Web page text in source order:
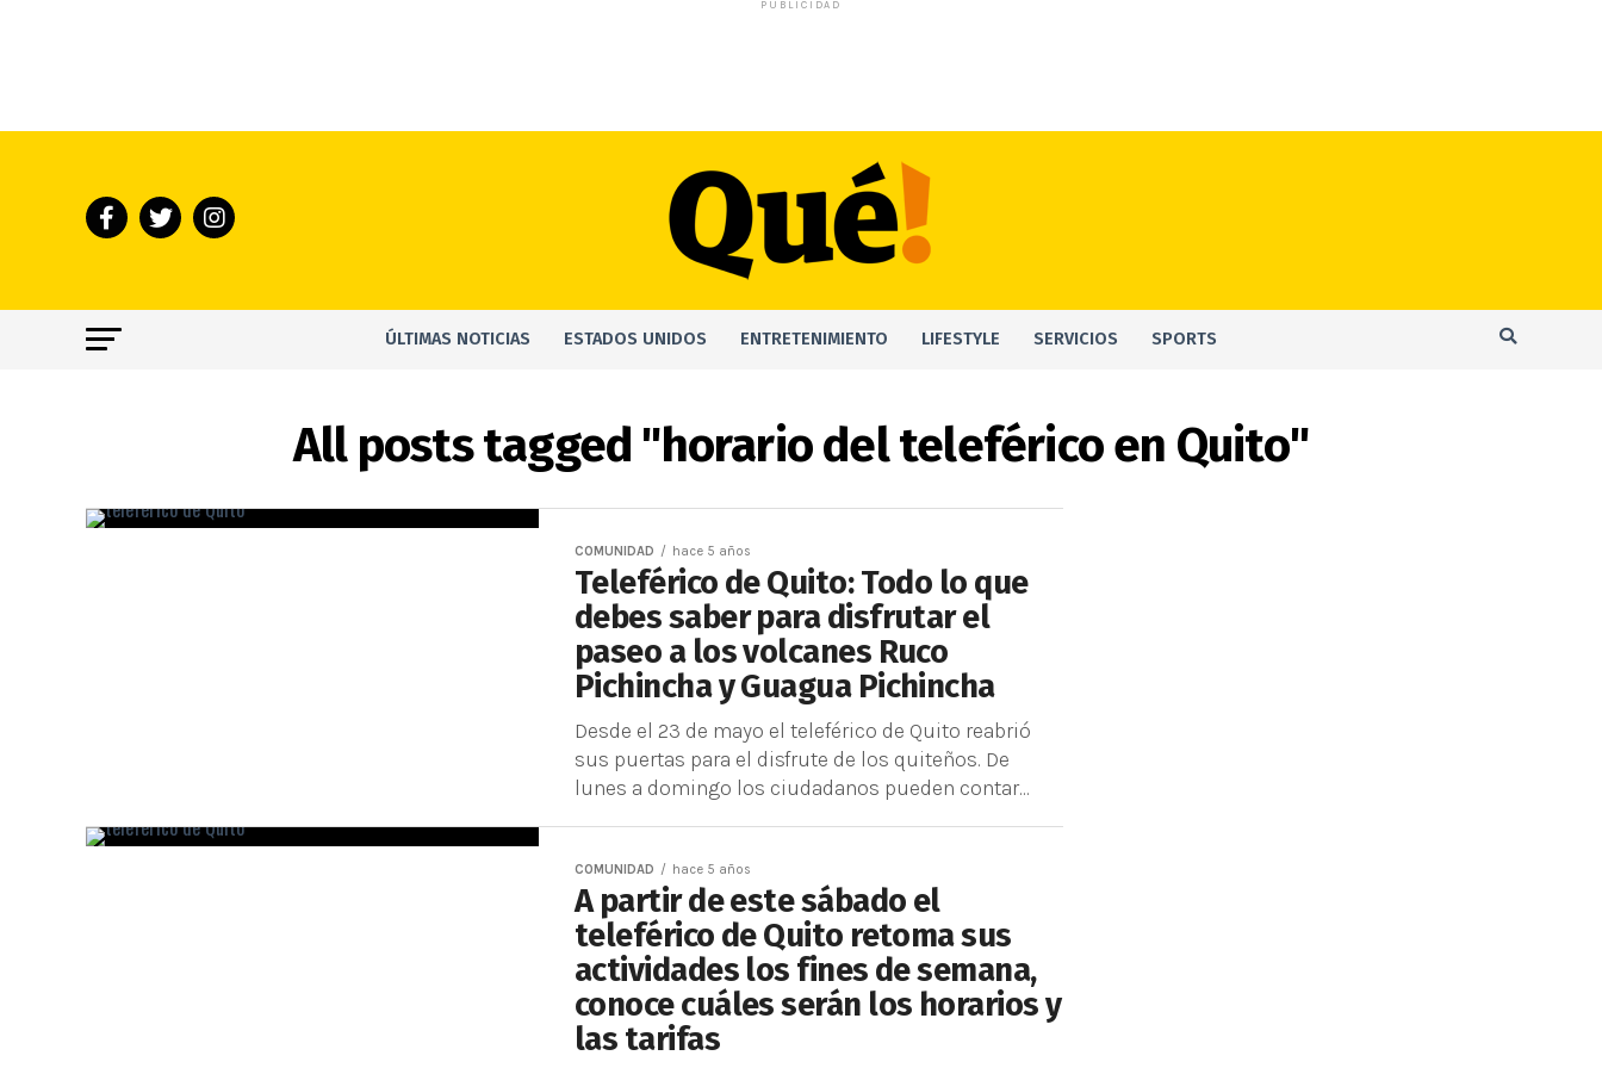
PUBLICIDAD
ÚLTIMAS NOTICIAS ESTADOS UNIDOS ENTRETENIMIENTO LIFESTYLE SERVICIOS SPORTS
All posts tagged "horario del teleférico en Quito"
COMUNIDAD hace 5 años
Teleférico de Quito: Todo lo que
debes saber para disfrutar el
paseo a los volcanes Ruco
Pichincha y Guagua Pichincha
Desde el 23 de mayo el teleférico de Quito reabrió
sus puertas para el disfrute de los quiteños. De
lunes a domingo los ciudadanos pueden contar...
COMUNIDAD hace 5 años
A partir de este sábado el
teleférico de Quito retoma sus
actividades los fines de semana,
conoce cuáles serán los horarios y
las tarifas